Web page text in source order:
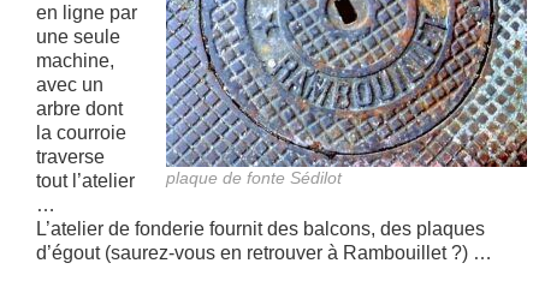
plaque de fonte Sédilot
en ligne par
une seule
machine,
avec un
arbre dont
la courroie
traverse
tout l’atelier
…
L’atelier de fonderie fournit des balcons, des plaques
d’égout (saurez-vous en retrouver à Rambouillet ?) …